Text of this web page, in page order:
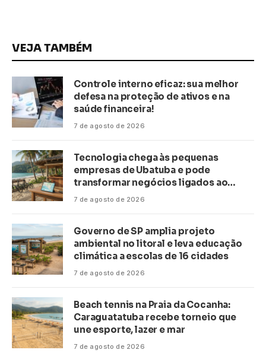
VEJA TAMBÉM
Controle interno eficaz: sua melhor
defesa na proteção de ativos e na
saúde financeira!
7 de agosto de 2026
Tecnologia chega às pequenas
empresas de Ubatuba e pode
transformar negócios ligados ao
turismo no litoral
7 de agosto de 2026
Governo de SP amplia projeto
ambiental no litoral e leva educação
climática a escolas de 16 cidades
7 de agosto de 2026
Beach tennis na Praia da Cocanha:
Caraguatatuba recebe torneio que
une esporte, lazer e mar
7 de agosto de 2026